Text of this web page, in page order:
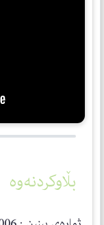
بڵاوکردنەوە